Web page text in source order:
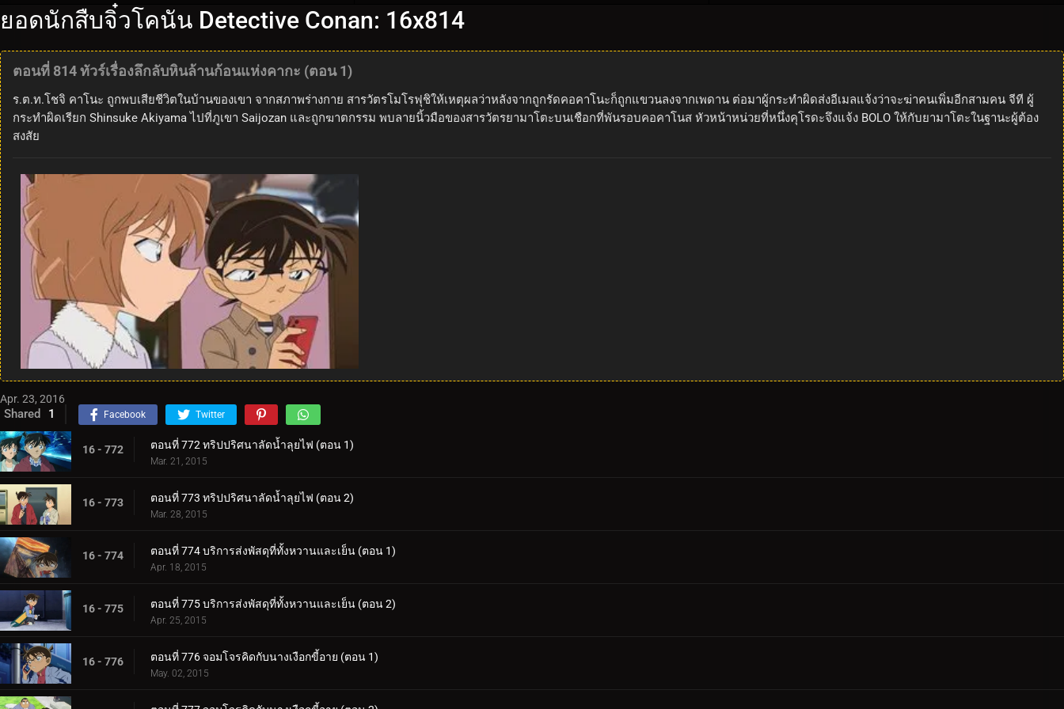
ยอดนักสืบจิ๋วโคนัน Detective Conan: 16x814
ตอนที่ 814 ทัวร์เรื่องลึกลับหินล้านก้อนแห่งคากะ (ตอน 1)
ร.ต.ท.โชจิ คาโนะ ถูกพบเสียชีวิตในบ้านของเขา จากสภาพร่างกาย สารวัตรโมโรฟุชิให้เหตุผลว่าหลังจากถูกรัดคอคาโนะก็ถูกแขวนลงจากเพดาน ต่อมาผู้กระทำผิดส่งอีเมลแจ้งว่าจะฆ่าคนเพิ่มอีกสามคน จีที ผู้
กระทำผิดเรียก Shinsuke Akiyama ไปที่ภูเขา Saijozan และถูกฆาตกรรม พบลายนิ้วมือของสารวัตรยามาโตะบนเชือกที่พันรอบคอคาโนส หัวหน้าหน่วยที่หนึ่งคุโรดะจึงแจ้ง BOLO ให้กับยามาโตะในฐานะผู้ต้อง
สงสัย
Apr. 23, 2016
Shared 1 Facebook Twitter
16 - 772 ตอนที่ 772 ทริปปริศนาลัดน้ำลุยไฟ (ตอน 1)
Mar. 21, 2015
16 - 773 ตอนที่ 773 ทริปปริศนาลัดน้ำลุยไฟ (ตอน 2)
Mar. 28, 2015
16 - 774 ตอนที่ 774 บริการส่งพัสดุที่ทั้งหวานและเย็น (ตอน 1)
Apr. 18, 2015
16 - 775 ตอนที่ 775 บริการส่งพัสดุที่ทั้งหวานและเย็น (ตอน 2)
Apr. 25, 2015
16 - 776 ตอนที่ 776 จอมโจรคิดกับนางเงือกขี้อาย (ตอน 1)
May. 02, 2015